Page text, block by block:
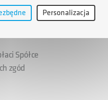
Spółce
zgód
Personalizacja